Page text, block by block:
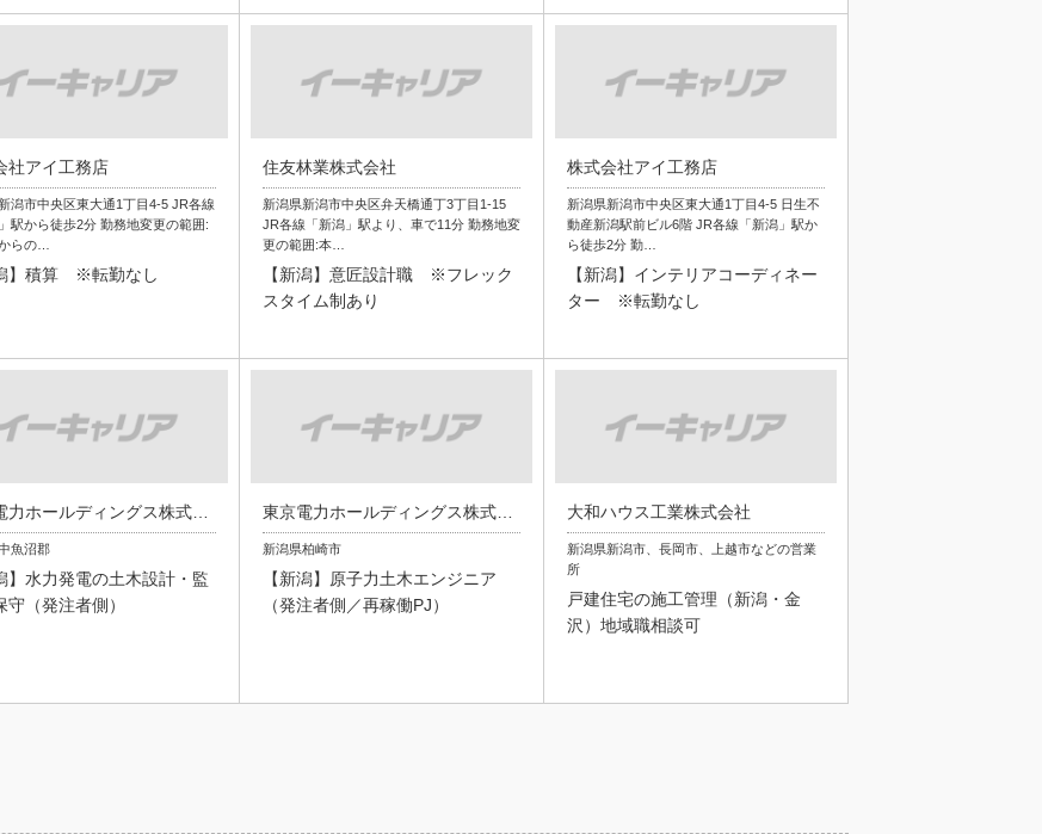
社アイ工務店
潟市中央区東大通1丁目4-5 JR各線
」駅から徒歩2分 勤務地変更の範囲:
らの…
】積算 ※転勤なし
住友林業株式会社
新潟県新潟市中央区弁天橋通丁3丁目1-15
JR各線「新潟」駅より、車で11分 勤務地変
更の範囲:本…
【新潟】意匠設計職 ※フレック
スタイム制あり
株式会社アイ工務店
新潟県新潟市中央区東大通1丁目4-5 日生不
動産新潟駅前ビル6階 JR各線「新潟」駅か
ら徒歩2分 勤…
【新潟】インテリアコーディネー
ター ※転勤なし
東京電力ホールディングス株式会社
魚沼郡
】水力発電の土木設計・監
守（発注者側）
東京電力ホールディングス株式会社
新潟県柏崎市
【新潟】原子力土木エンジニア
（発注者側／再稼働PJ）
大和ハウス工業株式会社
新潟県新潟市、長岡市、上越市などの営業
所
戸建住宅の施工管理（新潟・金
沢）地域職相談可